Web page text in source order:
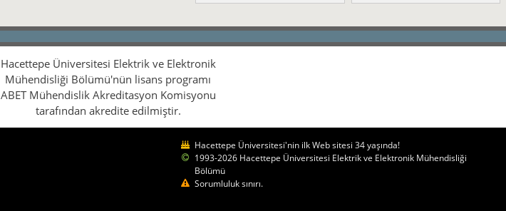
Hacettepe Üniversitesi Elektrik ve Elektronik
Mühendisliği Bölümü'nün lisans programı
ABET Mühendislik Akreditasyon Komisyonu
tarafından akredite edilmiştir.
Hacettepe Üniversitesi'nin ilk Web sitesi 34 yaşında!
1993-2026 Hacettepe Üniversitesi Elektrik ve Elektronik Mühendisliği
Bölümü
Sorumluluk sınırı.